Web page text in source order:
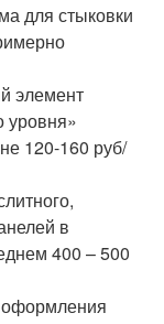
для стыковки
элемент
уровня»
120-160 руб/
в
400 – 500